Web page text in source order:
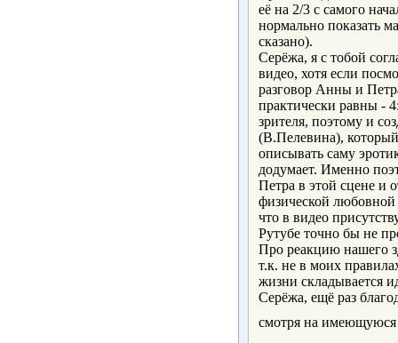
её на 2/3 с самого
нормально показать
сказано).
Серёжа, я с тобой
видео, хотя если
разговор Анны и
практически равны -
зрителя, поэтому и
(В.Пелевина), который
описывать саму
додумает. Именно
Петра в этой сцене и
физической любовной
что в видео
Рутубе точно бы не
Про реакцию нашего
т.к. не в моих
жизни складывается
Серёжа, ещё раз
смотря на имеющуюся